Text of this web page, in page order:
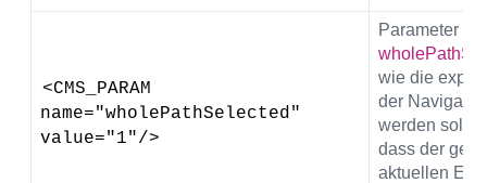
<CMS_PARAM
name="wholePathSelected"
value="1"/>
Parameter
wie die
der
werden
dass der
aktuellen